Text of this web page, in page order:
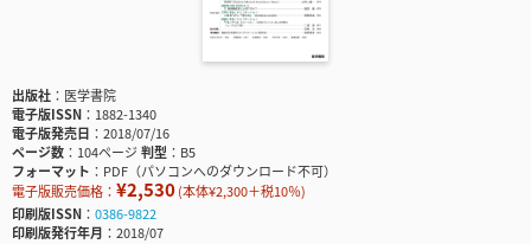
出版社
医学書院
電子版ISSN
1882-1340
電子版発売日
2018/07/16
ページ数
104ページ判型
B5
フォーマット
PDF（パソコンへのダウンロード不可）
電子版販売価格： ¥2,530(本体¥2,300＋税10％)
印刷版ISSN
0386-9822
印刷版発行年月
2018/07